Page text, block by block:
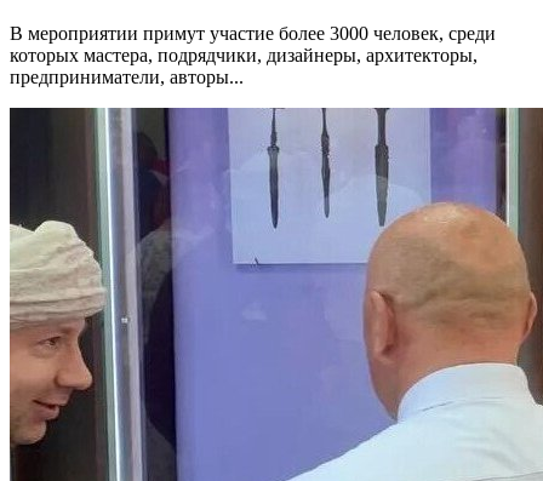
В мероприятии примут участие более 3000 человек, среди
которых мастера, подрядчики, дизайнеры, архитекторы,
предприниматели, авторы...